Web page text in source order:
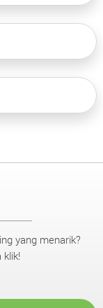
yang menarik?
klik!